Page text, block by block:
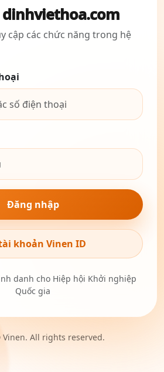
cập các chức năng trong hệ
Đăng nhập
khoản Vinen ID
danh cho Hiệp hội Khởi nghiệp
Quốc gia
All rights reserved.